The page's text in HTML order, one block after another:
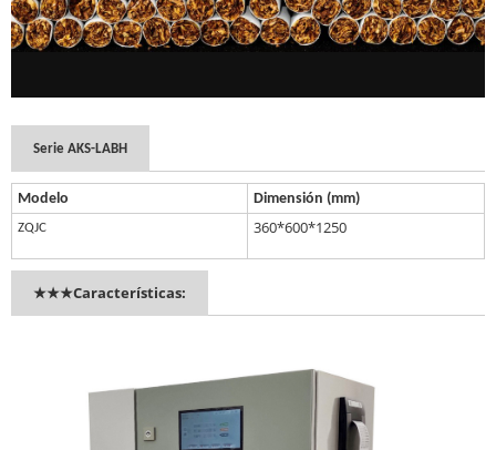
Serie AKS-LABH
Modelo Dimensión (mm)
ZQJC 360*600*1250
★★★Características: